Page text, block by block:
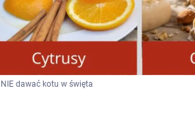
dawać kotu w święta